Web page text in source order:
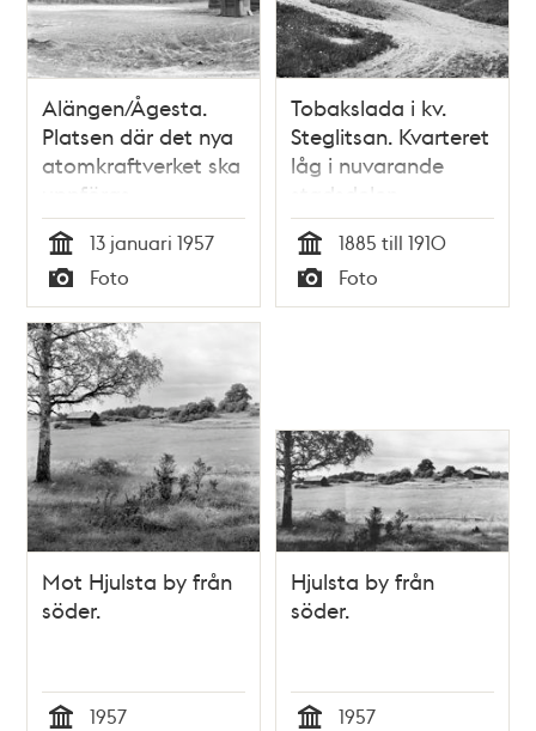
Alängen/Ågesta.
Platsen där det nya
atomkraftverket ska
uppföras
Tid
13 januari 1957
Typ
Foto
Tobakslada i kv.
Steglitsan. Kvarteret
låg i nuvarande
stadsdelen
Kristineberg på
Kungsholmen
ungefär där idag
Essingeleden
Tid
1885 till 1910
Typ
Foto
Mot Hjulsta by från
söder.
1957
Hjulsta by från
söder.
1957